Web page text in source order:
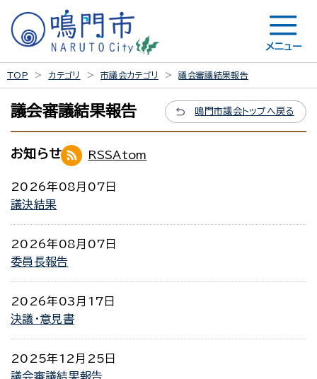
メニュー
TOP カテゴリ 市議会カテゴリ 議会審議結果報告
議会審議結果報告 鳴門市議会トップへ戻る
お知らせ RSSAtom
2026年08月07日
議決結果
2026年08月07日
委員長報告
2026年03月17日
決議・意見書
2025年12月25日
議会審議結果報告